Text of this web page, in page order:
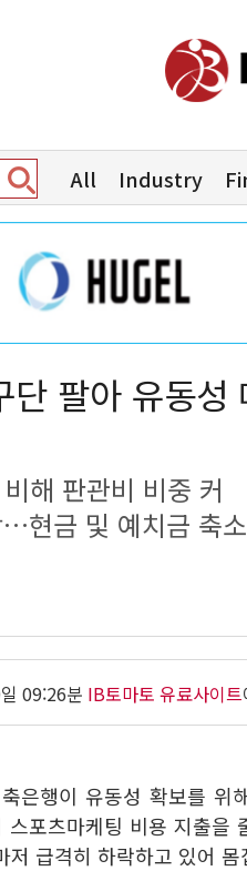
All Industry
단 팔아 유동
해 판관비 비중 커
현금 및 예치금 축
09:26분 IB토마토 유료사이트
은행이 유동성 확보를 위
포츠마케팅 비용 지출을
급격히 하락하고 있어